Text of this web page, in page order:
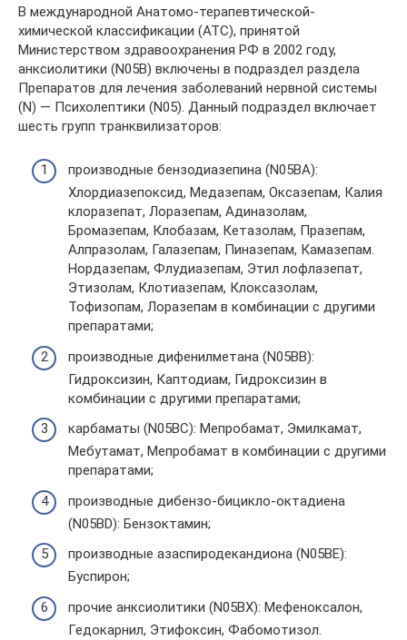
В международной Анатомо-терапевтической-
химической классификации (АТС), принятой
Министерством здравоохранения РФ в 2002 году,
анксиолитики (N05B) включены в подраздел раздела
Препаратов для лечения заболеваний нервной системы
(N) — Психолептики (N05). Данный подраздел включает
шесть групп транквилизаторов:
производные бензодиазепина (N05BA):
Хлордиазепоксид, Медазепам, Оксазепам, Калия
клоразепат, Лоразепам, Адиназолам,
Бромазепам, Клобазам, Кетазолам, Празепам,
Алпразолам, Галазепам, Пиназепам, Камазепам.
Нордазепам, Флудиазепам, Этил лофлазепат,
Этизолам, Клотиазепам, Клоксазолам,
Тофизопам, Лоразепам в комбинации с другими
препаратами;
производные дифенилметана (N05BB):
Гидроксизин, Каптодиам, Гидроксизин в
комбинации с другими препаратами;
карбаматы (N05BC): Мепробамат, Эмилкамат,
Мебутамат, Мепробамат в комбинации с другими
препаратами;
производные дибензо-бицикло-октадиена
(N05BD): Бензоктамин;
производные азаспиродекандиона (N05BE):
Буспирон;
прочие анксиолитики (N05BX): Мефеноксалон,
Гедокарнил, Этифоксин, Фабомотизол.